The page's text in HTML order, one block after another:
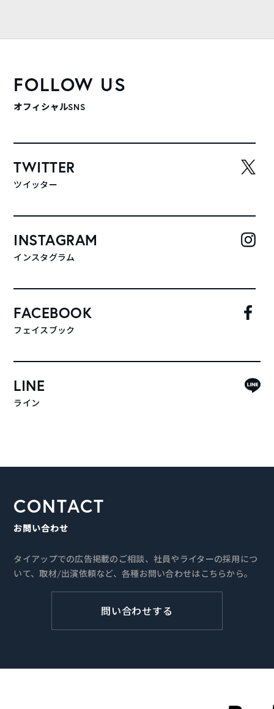
FOLLOW US
オフィシャルSNS
TWITTER
ツイッター
INSTAGRAM
インスタグラム
FACEBOOK
フェイスブック
LINE
ライン
CONTACT
お問い合わせ
タイアップでの広告掲載のご相談、社員やライターの採用につ
いて、取材/出演依頼など、各種お問い合わせはこちらから。
問い合わせする